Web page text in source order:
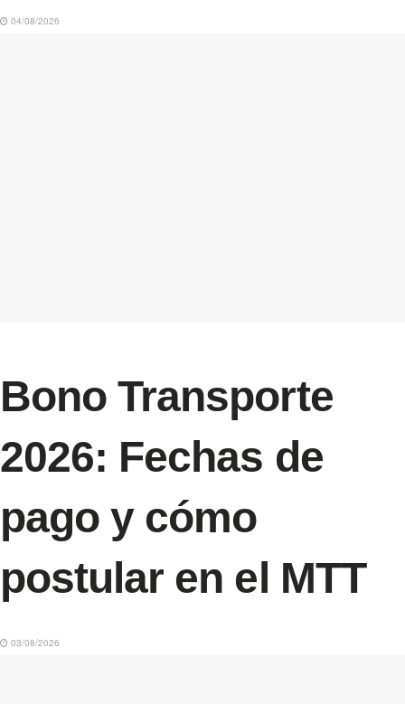
04/08/2026
Bono Transporte
2026: Fechas de
pago y cómo
postular en el MTT
03/08/2026